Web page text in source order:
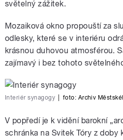
světelný zážitek.
Mozaiková okno propouští za
odlesky, které se v interiéru
krásnou duhovou atmosférou.
zajímavý i bez tohoto
Interiér synagogy foto: Archiv
V popředí je k vidění barokní
schránka na Svitek Tóry z doby